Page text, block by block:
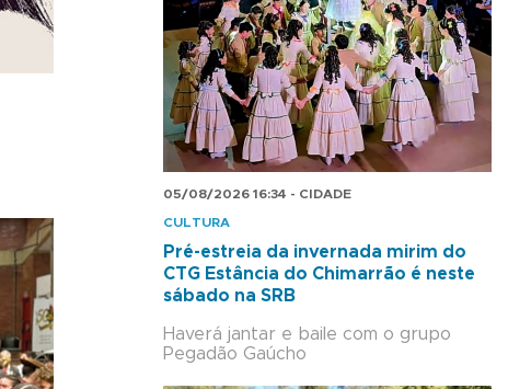
05/08/2026 16:34 - CIDADE
CULTURA
Pré-estreia da invernada mirim do
CTG Estância do Chimarrão é neste
sábado na SRB
Haverá jantar e baile com o grupo
Pegadão Gaúcho